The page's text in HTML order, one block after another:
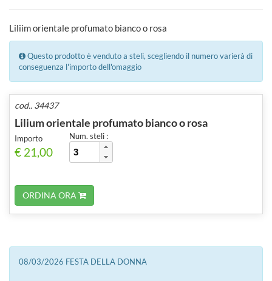
Liliim orientale profumato bianco o rosa
Questo prodotto è venduto a steli, scegliendo il numero varierà di
conseguenza l'importo dell'omaggio
cod.. 34437
Lilium orientale profumato bianco o rosa
Importo
€ 21,00
Num. steli :
ORDINA ORA
08/03/2026 FESTA DELLA DONNA